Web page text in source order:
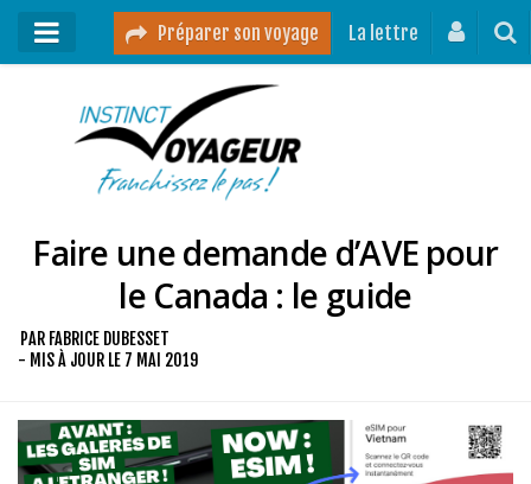
Préparer son voyage La lettre
Mon podcast
Mes vidéos
Mes ressources pour voyager
Guides voyages
A propos
Mon journal de bord sur Instagram
Faire une demande d’AVE pour
le Canada : le guide
PAR FABRICE DUBESSET
- MIS À JOUR LE 7 MAI 2019